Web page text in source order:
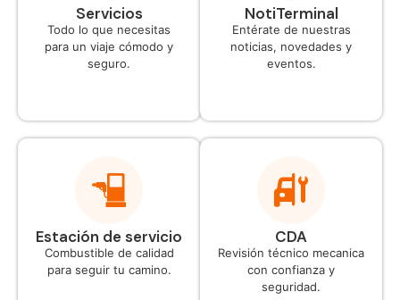
Servicios
Todo lo que necesitas
para un viaje cómodo y
seguro.
NotiTerminal
Entérate de nuestras
noticias, novedades y
eventos.
Estación de servicio
Combustible de calidad
para seguir tu camino.
CDA
Revisión técnico mecanica
con confianza y
seguridad.